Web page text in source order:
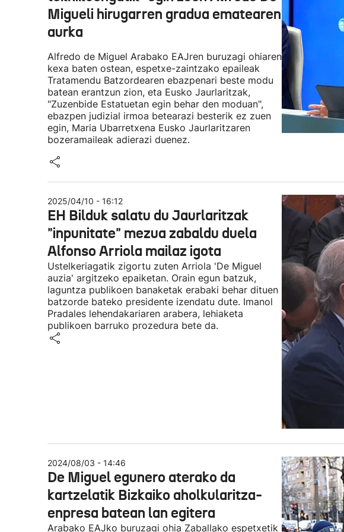
Migueli hirugarren gradua ematearen
aurka
Alfredo de Miguel Arabako EAJren buruzagi ohiaren
kexa baten ostean, espetxe-zaintzako epaileak
Tratamendu Batzordearen ebazpenari beste modu
batean erantzun zion, eta Eusko Jaurlaritzak,
"Zuzenbide Estatuetan egin behar den moduan",
ebazpen judizial irmoa betearazi besterik ez zuen
egin, Maria Ubarretxena Eusko Jaurlaritzaren
bozeramaileak adierazi duenez.
2025/04/10 - 16:12
EH Bilduk salatu du Jaurlaritzak
"inpunitate" mezua zabaldu duela
Alfonso Arriola mailaz igota
Ustelkeriagatik zigortu zuten Arriola 'De Miguel
auzia' argitzeko epaiketan. Orain egun batzuk,
laguntza publikoen banaketak erabaki behar dituen
batzorde bateko presidente izendatu dute. Imanol
Pradales lehendakariaren arabera, lehiaketa
publikoen barruko prozedura bete da.
2024/08/03 - 14:46
De Miguel egunero aterako da
kartzelatik Bizkaiko aholkularitza-
enpresa batean lan egitera
Arabako EAJko buruzagi ohia Zaballako espetxetik